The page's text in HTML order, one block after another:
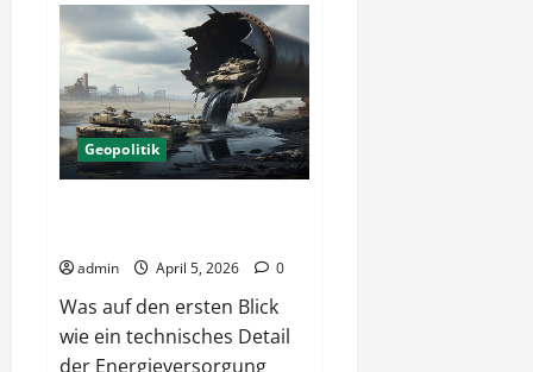
Licht
geht
aus
Wenn
Nachbarn
zu
Zombies
werden
Geopolitik
admin April 5, 2026 0
Was auf den ersten Blick
wie ein technisches Detail
der Energieversorgung